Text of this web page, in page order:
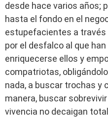
desde hace varios años;
hasta el fondo en el
estupefacientes a través
por el desfalco al que
enriquecerse ellos y
compatriotas,
nada, a buscar trochas y
manera, buscar
vivencia no decaigan